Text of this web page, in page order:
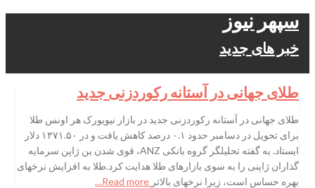
سپهر نیوز
خبر های جدید
طلای جهانی در آستانه رکوردزنی جدید
طلای جهانی در آستانه رکوردزنی جدید در بازار نیویورک هر اونس طلا
برای تحویل در دسامبر حدود ۰.۱ درصد کاهش یافت و در ۱۳۷۱.۵۰ دلار
ایستاد. به گفته تحلیلگر گروه بانکی ANZ، قوی شدن ین ژاپن سرمایه
گذاران ژاپنی را به سوی بازارهای طلا هدایت کرد.طلا به افزایش نرخهای
بهره حساس است، زیرا نرخهای بالاتر